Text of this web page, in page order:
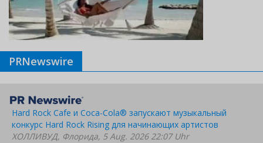
PRNewswire
Hard Rock Cafe и Coca-Cola® запускают музыкальный
конкурс Hard Rock Rising для начинающих артистов
ХОЛЛИВУД, Флорида, 5 Aug. 2026 22:07 Uhr